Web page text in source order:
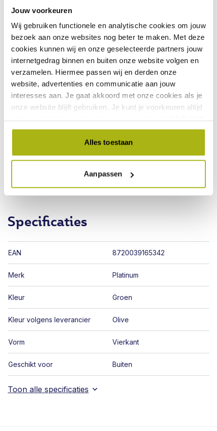
Jouw voorkeuren
Wij gebruiken functionele en analytische cookies om jouw
bezoek aan onze websites nog beter te maken. Met deze
cookies kunnen wij en onze geselecteerde partners jouw
internetgedrag binnen en buiten onze website volgen en
verzamelen. Hiermee passen wij en derden onze
website, advertenties en communicatie aan jouw
interesses aan. Je gaat akkoord met onze cookies als je
onze website blijft gebruiken. Je kunt je voorkeuren altijd
Alles toestaan
Aanpassen
Het zware 300 grams polyester doek in de kleur Olijf
zon, met tot 96% UV-bescherming. Daarnaast is het
doek voorzien van een water- en vuilafstotende
coating en doekspanners voor extra stevigheid.
Parasolvoet en -hoes
De parasol wordt zonder voet geleverd, maar we
adviseren om deze op een 90kg parasolvoet van
Platinum Sun & Shade te plaatsen, uitgerust met
ook een ingraaf parasolvoet (art.nr. 6900) voor extra
ruimte op je terras, zonder het gebruik van beton.
Vergeet niet je parasol te beschermen met een
wanneer je hem langere tijd niet gebruikt, zodat hij er
altijd als nieuw uitziet.
Specificaties
EAN 8720039165342
Merk Platinum
Kleur Groen
Kleur volgens leverancier Olive
Vorm Vierkant
Geschikt voor Buiten
Toon alle specificaties